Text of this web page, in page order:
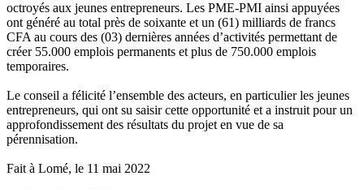
octroyés aux jeunes entrepreneurs. Les PME-PMI ainsi appuyées
ont généré au total près de soixante et un (61) milliards de francs
CFA au cours des (03) dernières années d’activités permettant de
créer 55.000 emplois permanents et plus de 750.000 emplois
temporaires.
Le conseil a félicité l’ensemble des acteurs, en particulier les jeunes
entrepreneurs, qui ont su saisir cette opportunité et a instruit pour un
approfondissement des résultats du projet en vue de sa
pérennisation.
Fait à Lomé, le 11 mai 2022